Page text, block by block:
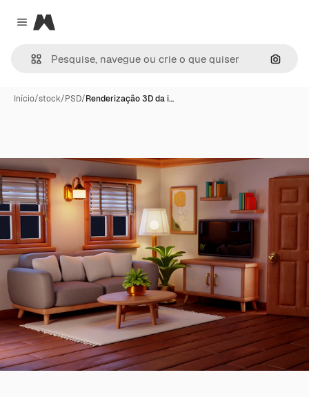
Close menu
Magnific
Início/stock/PSD/Renderização 3D da i…